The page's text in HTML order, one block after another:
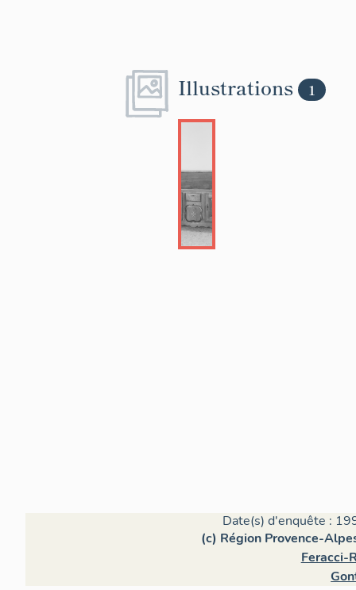
Illustrations 1
Date(s) d'enquête :
(c) Région Provence-
Feracci-